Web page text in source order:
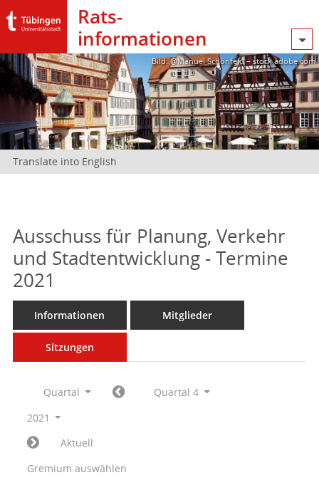
Rats­
informationen
Bild: @Manuel Schönfeld – stock.adobe.com
Translate into English
Ausschuss für Planung, Verkehr
und Stadtentwicklung - Termine
2021
Informationen Mitglieder
Sitzungen
Quartal
Quartal 4
2021
Aktuell
Gremium auswählen